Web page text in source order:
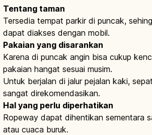
Tentang taman
Tersedia tempat parkir di puncak,
dapat diakses dengan mobil.
Pakaian yang disarankan
Karena di puncak angin bisa cukup
pakaian hangat sesuai musim.
Untuk berjalan di jalur pejalan kaki,
sangat direkomendasikan.
Hal yang perlu diperhatikan
Ropeway dapat dihentikan sementara
atau cuaca buruk.